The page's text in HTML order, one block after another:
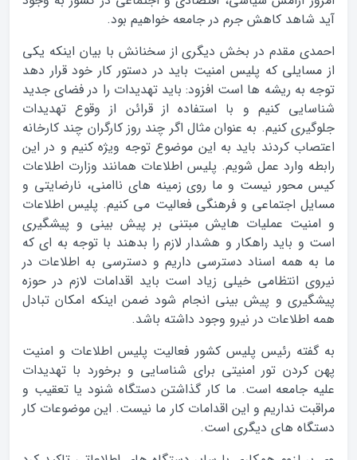
آید شاهد کاهش جرم در جامعه خواهیم بود.
احمدی مقدم در بخش دیگری از سخنانش با بیان اینکه یکی
از مسایلی که پلیس امنیت باید در دستور کار خود قرار دهد
توجه به ریشه ها است افزود: باید تهدیدات را در فضای جدید
شناسایی کنیم و با استفاده از قرائن از وقوع تهدیدات
جلوگیری کنیم. به عنوان مثال اگر چند روز کارگران چند کارخانه
اعتصاب کردند باید به این موضوع توجه ویژه کنیم و در این
رابطه وارد عمل شویم. پلیس اطلاعات همانند وزارت اطلاعات
کیس محور نیست و ما روی زمینه های ناامنی، نارضایتی و
مسایل اجتماعی و فرهنگی فعالیت می کنیم. پلیس اطلاعات
و امنیت عملیات هایش مبتنی بر پیش بینی و پیشگیری
است و باید راهکار و هشدار لازم را بدهند با توجه به ای که
ما به همه اسناد دسترسی داریم و دسترسی به اطلاعات در
نیروی انتظامی خیلی زیاد است باید اقدامات لازم در حوزه
پیشگیری و پیش بینی انجام شود ضمن اینکه امکان تبادل
همه اطلاعات در نیرو وجود داشته باشد.
به گفته رئیس پلیس کشور فعالیت پلیس اطلاعات و امنیت
پهن کردن تور امنیتی برای شناسایی و برخورد با تهدیدات
علیه جامعه است. ما کار گذاشتن دستگاه شنود یا تعقیب و
مراقبت نداریم و این اقدامات کار ما نیست. این موضوعات کار
دستگاه های دیگری است.